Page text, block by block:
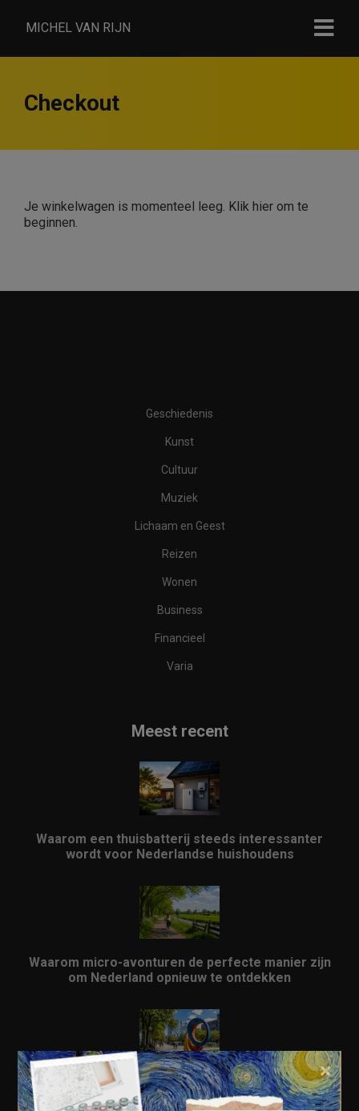
MICHEL VAN RIJN
Checkout
Je winkelwagen is momenteel leeg. Klik hier om te
beginnen.
Geschiedenis
Kunst
Cultuur
Muziek
Lichaam en Geest
Reizen
Wonen
Business
Financieel
Varia
Meest recent
Waarom een thuisbatterij steeds interessanter
wordt voor Nederlandse huishoudens
Waarom micro-avonturen de perfecte manier zijn
om Nederland opnieuw te ontdekken
Waarom kunst in openbare ruimtes meer doet dan
alleen een stad verfraaien
×